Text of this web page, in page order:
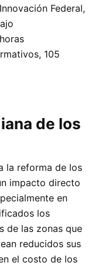
Federal,
105
de los
la reforma de los
impacto directo
en
los
de las zonas que
reducidos sus
el costo de los